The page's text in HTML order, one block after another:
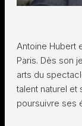
Antoine Hubert
Paris. Dès son
arts du
talent naturel et
poursuivre ses